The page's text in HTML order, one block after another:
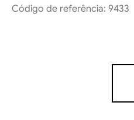
Código de referência: 9433